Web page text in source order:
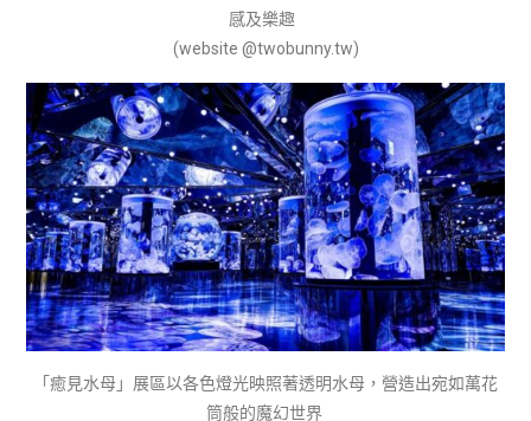
感及樂趣
(website @twobunny.tw)
「癒見水母」展區以各色燈光映照著透明水母，營造出宛如萬花
筒般的魔幻世界